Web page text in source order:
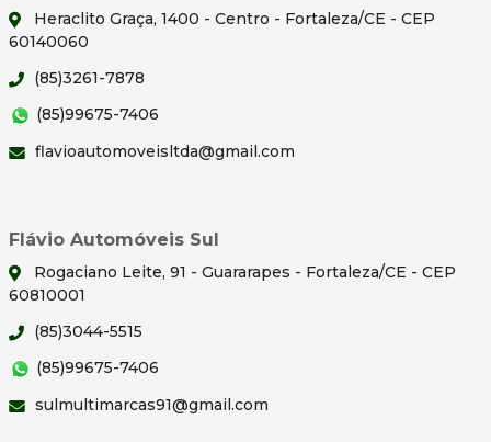
Heraclito Graça, 1400 - Centro - Fortaleza/CE - CEP
60140060
(85)3261-7878
(85)99675-7406
flavioautomoveisltda@gmail.com
Flávio Automóveis Sul
Rogaciano Leite, 91 - Guararapes - Fortaleza/CE - CEP
60810001
(85)3044-5515
(85)99675-7406
sulmultimarcas91@gmail.com